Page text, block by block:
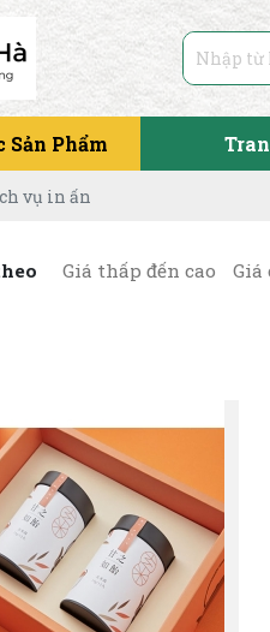
Sản Phẩm
vụ in ấn
Giá thấp đến cao Giá